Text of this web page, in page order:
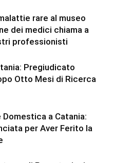
rare al museo
dei medici chiama a
professionisti
Pregiudicato
Otto Mesi di Ricerca
a Catania:
per Aver Ferito la